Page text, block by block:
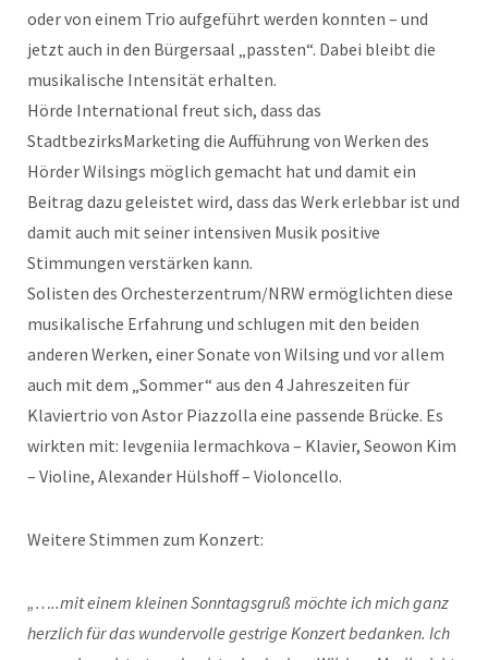
oder von einem Trio aufgeführt werden konnten – und
jetzt auch in den Bürgersaal „passten“. Dabei bleibt die
musikalische Intensität erhalten.
Hörde International freut sich, dass das
StadtbezirksMarketing die Aufführung von Werken des
Hörder Wilsings möglich gemacht hat und damit ein
Beitrag dazu geleistet wird, dass das Werk erlebbar ist und
damit auch mit seiner intensiven Musik positive
Stimmungen verstärken kann.
Solisten des Orchesterzentrum/NRW ermöglichten diese
musikalische Erfahrung und schlugen mit den beiden
anderen Werken, einer Sonate von Wilsing und vor allem
auch mit dem „Sommer“ aus den 4 Jahreszeiten für
Klaviertrio von Astor Piazzolla eine passende Brücke. Es
wirkten mit: Ievgeniia Iermachkova – Klavier, Seowon Kim
– Violine, Alexander Hülshoff – Violoncello.
Weitere Stimmen zum Konzert:
„…..mit einem kleinen Sonntagsgruß möchte ich mich ganz
herzlich für das wundervolle gestrige Konzert bedanken. Ich